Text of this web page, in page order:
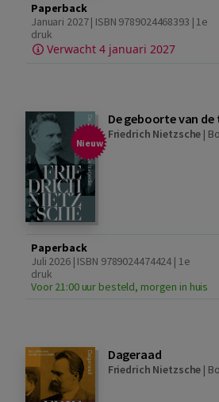
Paperback
Januari 2027 | ISBN 9789024468393 | 1e
druk
Verwacht 4 januari 2027
Nieuw
De geboorte van
Friedrich Nietzsche |
Paperback
Juli 2026 | ISBN 9789024474424 | 1e
druk
Voor 21:00 uur besteld, morgen in huis
Dageraad
Friedrich Nietzsche |